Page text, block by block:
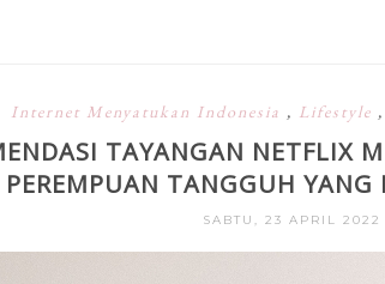
Internet Menyatukan Indonesia , Lifestyle ,
TAYANGAN NETFLIX
PEREMPUAN TANGGUH YANG
SABTU, 23 APRIL 2022